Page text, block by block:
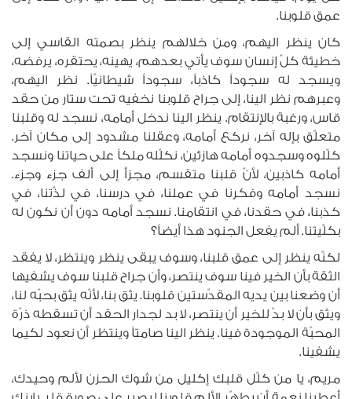
عمق قلوبنا.
كان ينظر اليهم، ومن خلالهم ينظر بصمته القاسي إلى
خطيئة كلّ إنسان سوف يأتي بعدهم، يهينه، يحتقره، يرفضه،
ويسجد له سجوداً كاذباً، سجوداً شيطانيّاً. نظر اليهم،
وعبرهم نظر الينا، إلى جراح قلوبنا نخفيه تحت ستار من حقد
قاس، ورغبة بالإنتقام. ينظر الينا ندخل أمامه، نسجد له وقلبنا
متعلّق بإله آخر، نركع أمامه، وعقلنا مشدود إلى مكان آخر.
كلّلوه وسجدوه أمامه هازئين، نكلّله ملكاً على حياتنا ونسجد
أمامه كاذبين، لأنّ قلبنا متقسم، مجزأ إلى ألف جزء وجزء.
نسجد أمامه وفكرنا في عملنا، في درسنا، في لذّتنا، في
كذبنا، في حقدنا، في انتقامنا. نسجد أمامه دون أن نكون له
بكلّيتنا. ألم يفعل الجنود هذا أيضاً؟
لكنّه ينظر إلى عمق قلبنا، وسوف يبقى ينظر وينتظر، لا يفقد
الثقة بأن الخير فينا سوف ينتصر، وأن جراح قلبنا سوف يشفيها
أن وضعنا بين يديه المقدّستين قلوبنا. يثق بنا، لأنّه يثق بحبّه لنا،
ويثق بأن لا بدّ للخير أن ينتصر، لا بد لجدار الحقد أن تسقطه ذرّة
المحبّة الموجودة فينا. ينظر الينا صامتاً وينتظر أن نعود لكيما
يشفينا.
مريم، يا من كلّل قلبك إكليل من شوك الحزن لألم وحيدك،